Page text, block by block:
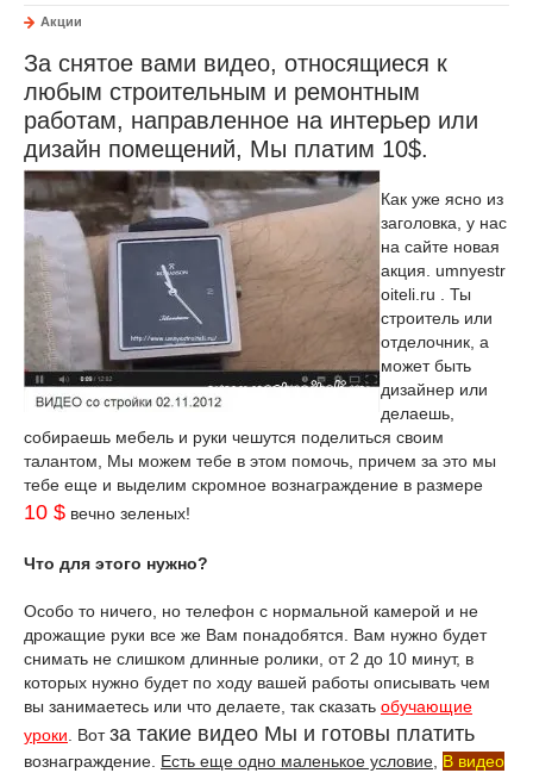
Акции
За снятое вами видео, относящиеся к
любым строительным и ремонтным
работам, направленное на интерьер или
дизайн помещений, Мы платим 10$.
Как уже ясно из
заголовка, у нас
на сайте новая
акция. umnyestr
oiteli.ru . Ты
строитель или
отделочник, а
может быть
дизайнер или
делаешь,
собираешь мебель и руки чешутся поделиться своим
талантом, Мы можем тебе в этом помочь, причем за это мы
тебе еще и выделим скромное вознаграждение в размере
10 $ вечно зеленых!
Что для этого нужно?
Особо то ничего, но телефон с нормальной камерой и не
дрожащие руки все же Вам понадобятся. Вам нужно будет
снимать не слишком длинные ролики, от 2 до 10 минут, в
которых нужно будет по ходу вашей работы описывать чем
вы занимаетесь или что делаете, так сказать обучающие
уроки . Вотза такие видео Мы и готовы платить
вознаграждение. Есть еще одно маленькое условие В видео